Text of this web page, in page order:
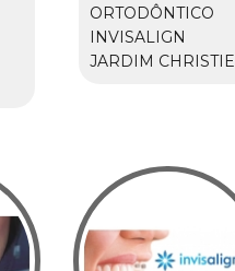
ORTODÔNTICO
INVISALIGN
JARDIM CHRISTIE